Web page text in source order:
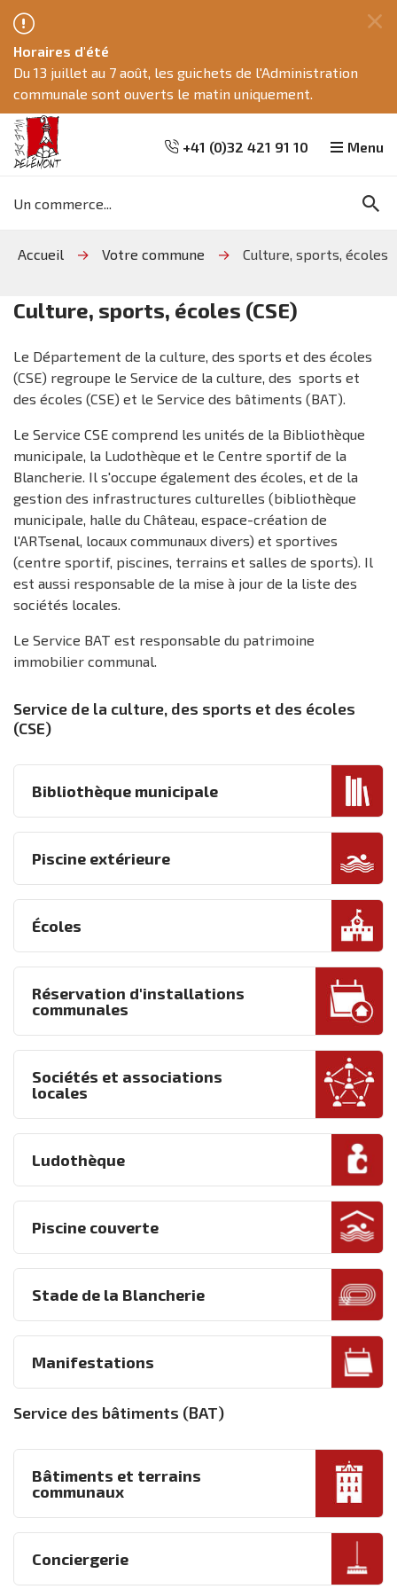
recherche
navigation
Horaires d'été
Du 13 juillet au 7 août, les guichets de l'Administration
communale sont ouverts le matin uniquement.
+41 (0)32 421 91 10
clés
Menu
Accueil Votre commune Culture, sports, écoles
Culture, sports, écoles (CSE)
Le Département de la culture, des sports et des écoles
(CSE) regroupe le Service de la culture, des sports et
des écoles (CSE) et le Service des bâtiments (BAT).
Le Service CSE comprend les unités de la Bibliothèque
municipale, la Ludothèque et le Centre sportif de la
Blancherie. Il s'occupe également des écoles, et de la
gestion des infrastructures culturelles (bibliothèque
municipale, halle du Château, espace-création de
l'ARTsenal, locaux communaux divers) et sportives
(centre sportif, piscines, terrains et salles de sports). Il
est aussi responsable de la mise à jour de la liste des
sociétés locales.
Le Service BAT est responsable du patrimoine
immobilier communal.
Service de la culture, des sports et des écoles
(CSE)
Bibliothèque municipale
Piscine extérieure
Écoles
Réservation d'installations
communales
Sociétés et associations
locales
Ludothèque
Piscine couverte
Stade de la Blancherie
Manifestations
Service des bâtiments (BAT)
Bâtiments et terrains
communaux
Conciergerie